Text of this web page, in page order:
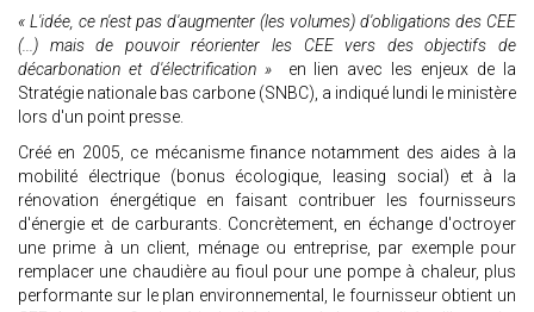
« L'idée, ce n'est pas d'augmenter (les volumes) d'obligations des CEE
(...) mais de pouvoir réorienter les CEE vers des objectifs de
décarbonation et d'électrification » en lien avec les enjeux de la
Stratégie nationale bas carbone (SNBC), a indiqué lundi le ministère
lors d'un point presse.
Créé en 2005, ce mécanisme finance notamment des aides à la
mobilité électrique (bonus écologique, leasing social) et à la
rénovation énergétique en faisant contribuer les fournisseurs
d'énergie et de carburants. Concrètement, en échange d'octroyer
une prime à un client, ménage ou entreprise, par exemple pour
remplacer une chaudière au fioul pour une pompe à chaleur, plus
performante sur le plan environnemental, le fournisseur obtient un